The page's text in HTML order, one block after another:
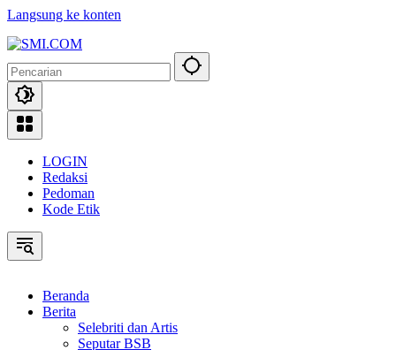
Langsung ke konten
LOGIN
Redaksi
Pedoman
Kode Etik
Beranda
Berita
Selebriti dan Artis
Seputar BSB